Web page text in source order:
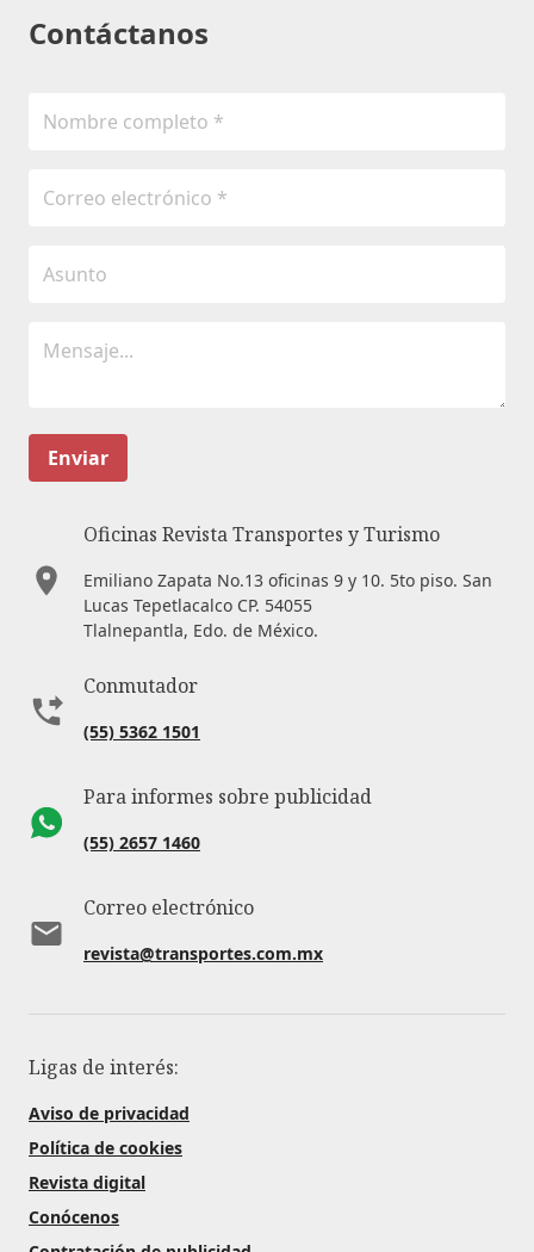
Contáctanos
Enviar
Oficinas Revista Transportes y Turismo
Emiliano Zapata No.13 oficinas 9 y 10. 5to piso. San
Lucas Tepetlacalco CP. 54055
Tlalnepantla, Edo. de México.
Conmutador
(55) 5362 1501
Para informes sobre publicidad
(55) 2657 1460
Correo electrónico
revista@transportes.com.mx
Ligas de interés:
Aviso de privacidad
Política de cookies
Revista digital
Conócenos